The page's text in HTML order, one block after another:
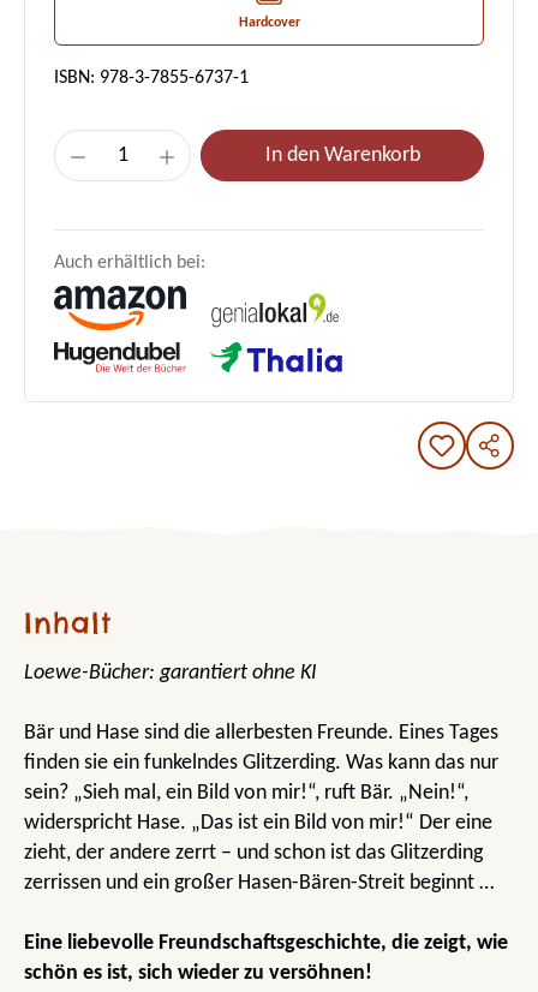
Hardcover
ISBN: 978-3-7855-6737-1
Produkt Anzahl: Gib den gewünschten
In den Warenkorb
Auch erhältlich bei:
Inhalt
Loewe-Bücher: garantiert ohne KI
Bär und Hase sind die allerbesten Freunde. Eines Tages
finden sie ein funkelndes Glitzerding. Was kann das nur
sein? „Sieh mal, ein Bild von mir!“, ruft Bär. „Nein!“,
widerspricht Hase. „Das ist ein Bild von mir!“ Der eine
zieht, der andere zerrt – und schon ist das Glitzerding
zerrissen und ein großer Hasen-Bären-Streit beginnt …
Eine liebevolle Freundschaftsgeschichte, die zeigt, wie
schön es ist, sich wieder zu versöhnen!